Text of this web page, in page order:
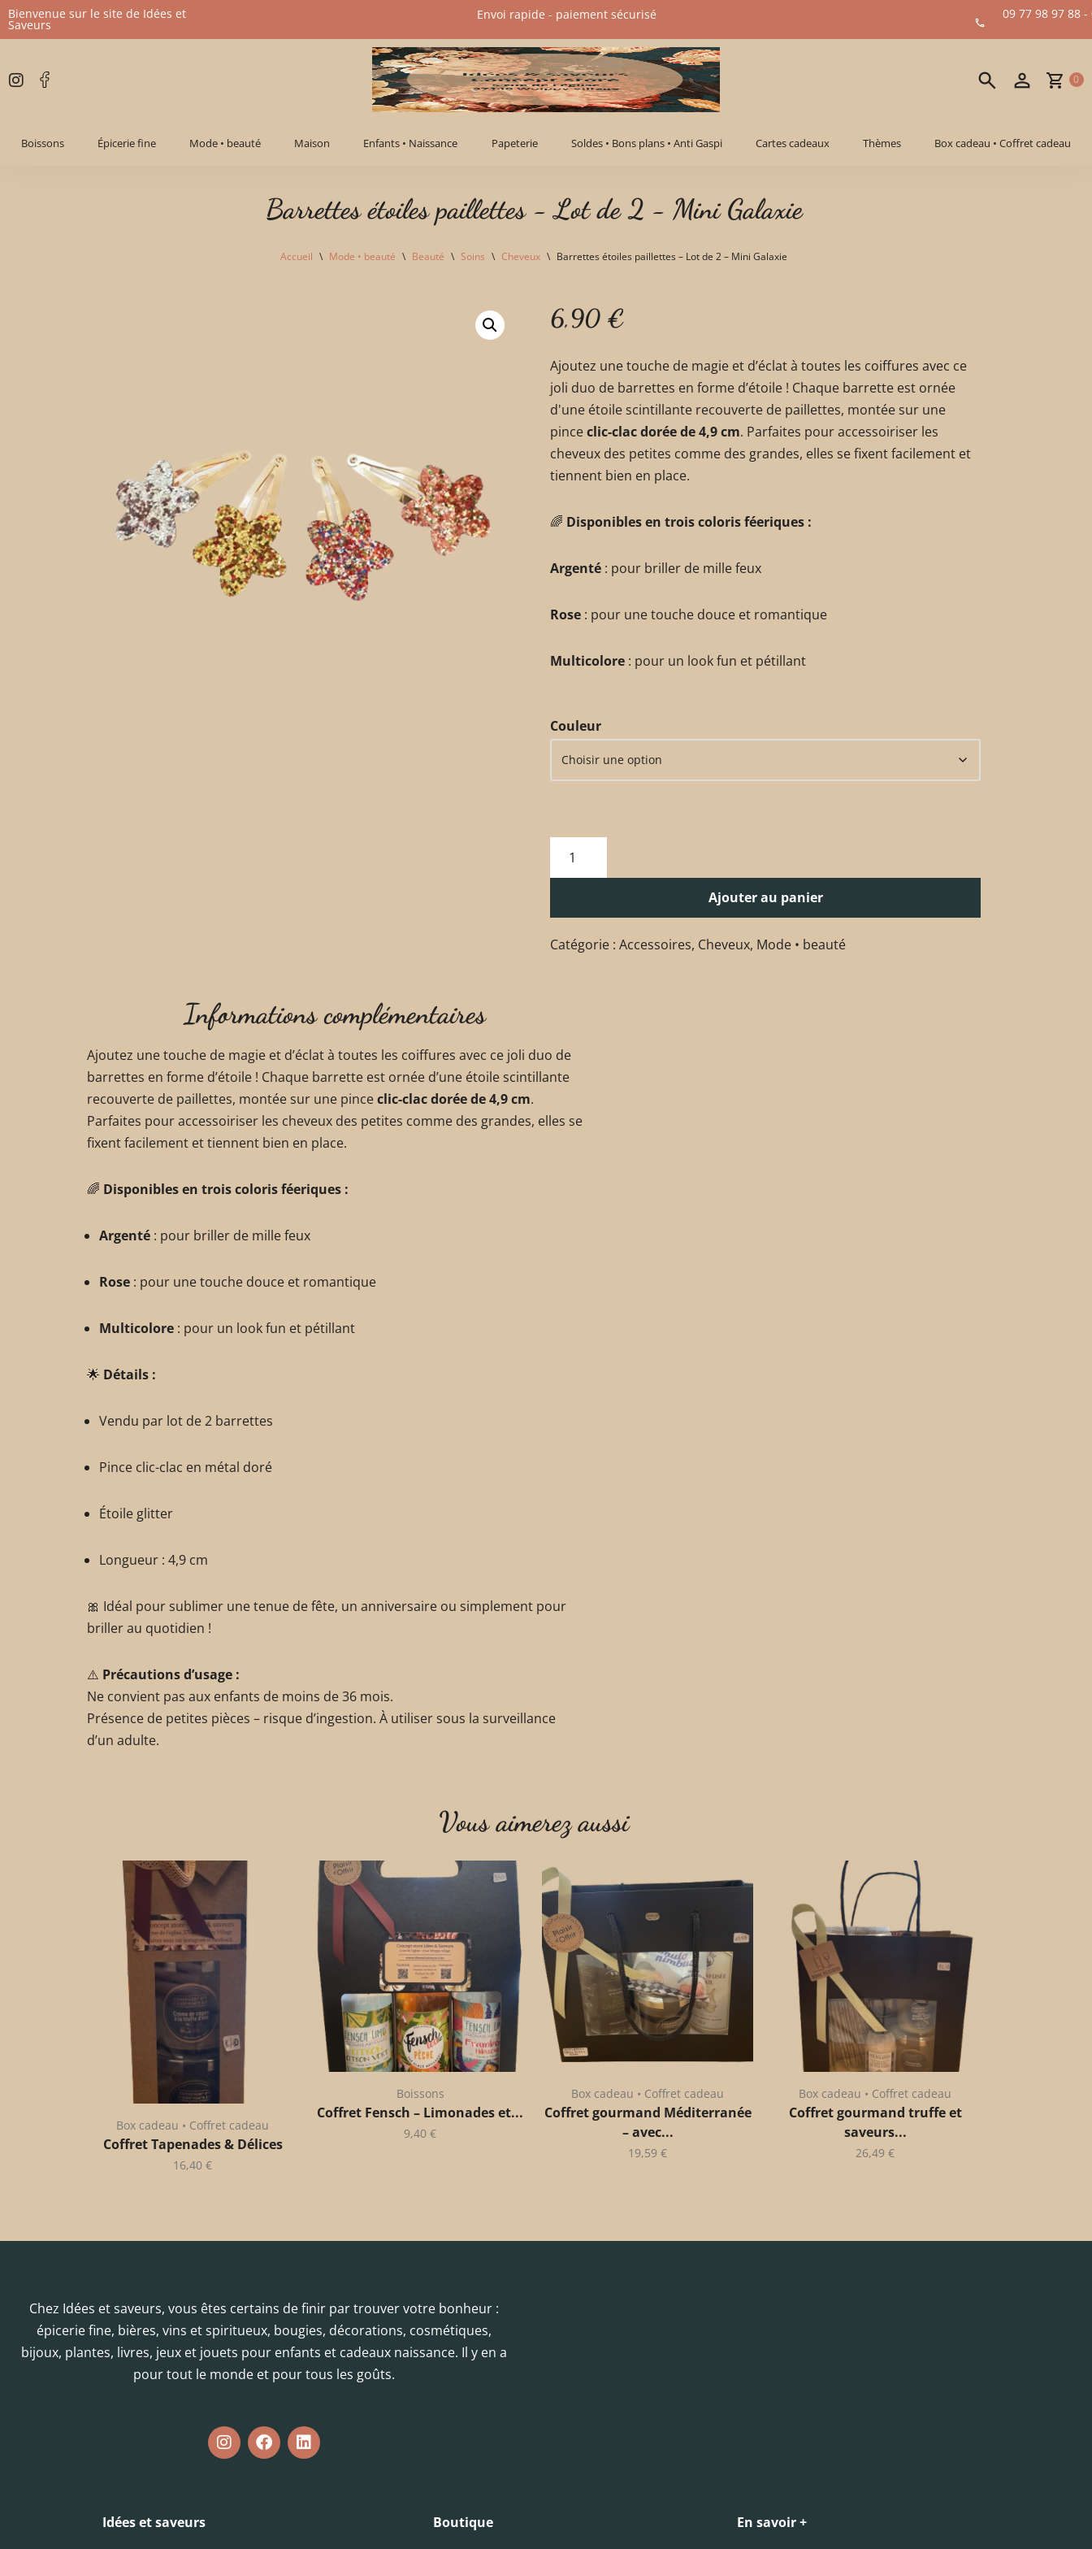
Aller
contenu
Bienvenue sur le site de Idées et
Saveurs
09 77 98 97 88 -
Envoi rapide - paiement sécurisé​
0
Boissons Épicerie fine Mode • beauté Maison Enfants • Naissance Papeterie Soldes • Bons plans • Anti Gaspi Cartes cadeaux Thèmes Box cadeau • Coffret cadeau
Barrettes étoiles paillettes - Lot de 2 - Mini Galaxie
Accueil \ Mode • beauté \ Beauté \ Soins \ Cheveux \ Barrettes étoiles paillettes – Lot de 2 – Mini Galaxie
6,90 €
Ajoutez une touche de magie et d’éclat à toutes les coiffures avec ce
joli duo de barrettes en forme d’étoile ! Chaque barrette est ornée
d'une étoile scintillante recouverte de paillettes, montée sur une
pinceclic-clac dorée de 4,9 cm. Parfaites pour accessoiriser les
cheveux des petites comme des grandes, elles se fixent facilement et
tiennent bien en place.
🌈 Disponibles en trois coloris féeriques :
Argenté : pour briller de mille feux
Rose : pour une touche douce et romantique
Multicolore : pour un look fun et pétillant
Couleur
Ajouter au panier
Catégorie : Accessoires, Cheveux, Mode • beauté
Informations complémentaires
Ajoutez une touche de magie et d’éclat à toutes les coiffures avec ce joli duo de
barrettes en forme d’étoile ! Chaque barrette est ornée d’une étoile scintillante
recouverte de paillettes, montée sur une pinceclic-clac dorée de 4,9 cm.
Parfaites pour accessoiriser les cheveux des petites comme des grandes, elles se
fixent facilement et tiennent bien en place.
🌈 Disponibles en trois coloris féeriques :
Argenté : pour briller de mille feux
Rose : pour une touche douce et romantique
Multicolore : pour un look fun et pétillant
🌟 Détails :
Vendu par lot de 2 barrettes
Pince clic-clac en métal doré
Étoile glitter
Longueur : 4,9 cm
🎀 Idéal pour sublimer une tenue de fête, un anniversaire ou simplement pour
briller au quotidien !
⚠️ Précautions d’usage :
Ne convient pas aux enfants de moins de 36 mois.
Présence de petites pièces – risque d’ingestion. À utiliser sous la surveillance
d’un adulte.
Vous aimerez aussi
Box cadeau • Coffret cadeau
Coffret Tapenades & Délices
16,40 €
Boissons
Coffret Fensch – Limonades et...
9,40 €
Box cadeau • Coffret cadeau
Coffret gourmand Méditerranée
– avec...
19,59 €
Box cadeau • Coffret cadeau
Coffret gourmand truffe et
saveurs...
26,49 €
Chez Idées et saveurs, vous êtes certains de finir par trouver votre bonheur :
épicerie fine, bières, vins et spiritueux, bougies, décorations, cosmétiques,
bijoux, plantes, livres, jeux et jouets pour enfants et cadeaux naissance. Il y en a
pour tout le monde et pour tous les goûts.
Idées et saveurs
Boutique
En savoir +